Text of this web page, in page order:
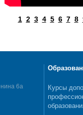
1 2 3 4 5 6 7 8
6а
Курсы